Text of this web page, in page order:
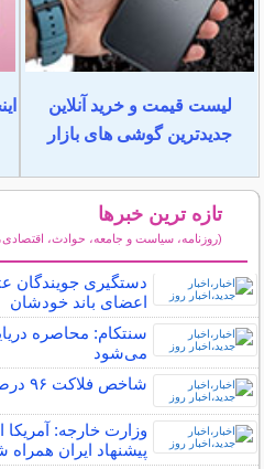
لیست قیمت و خرید آنلاین
جدیدترین گوشی های بازار
تازه ترین خبرها
(روزنامه، سیاست و جامعه، حوادث،
دستگیری جویندگان
اعضای باند خودشان
سنتکام: محاصره
می‌شود
شاخص فلاکت ۹۶ درصدی «آتش زیر خاکستر» است
وزارت خارجه: آمریکا
پیشنهاد ایران همراه